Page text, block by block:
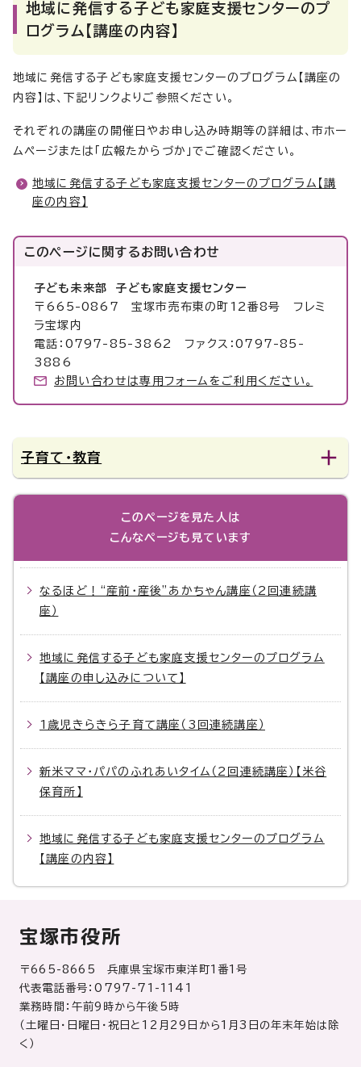
地域に発信する子ども家庭支援センターのプ
ログラム【講座の内容】
地域に発信する子ども家庭支援センターのプログラム【講座の
内容】は、下記リンクよりご参照ください。
それぞれの講座の開催日やお申し込み時期等の詳細は、市ホー
ムページまたは「広報たからづか」でご確認ください。
地域に発信する子ども家庭支援センターのプログラム【講
座の内容】
このページに関するお問い合わせ
子ども未来部 子ども家庭支援センター
〒665-0867 宝塚市売布東の町12番8号 フレミ
ラ宝塚内
電話：0797-85-3862 ファクス：0797-85-
3886
お問い合わせは専用フォームをご利用ください。
子育て・教育
このページを見た人は
こんなページも見ています
なるほど！“産前・産後”あかちゃん講座（2回連続講
座）
地域に発信する子ども家庭支援センターのプログラム
【講座の申し込みについて】
1歳児きらきら子育て講座（3回連続講座）
新米ママ・パパのふれあいタイム（2回連続講座）【米谷
保育所】
地域に発信する子ども家庭支援センターのプログラム
【講座の内容】
宝塚市役所
〒665-8665 兵庫県宝塚市東洋町1番1号
代表電話番号：0797-71-1141
業務時間：午前9時から午後5時
（土曜日・日曜日・祝日と12月29日から1月3日の年末年始は除
く）